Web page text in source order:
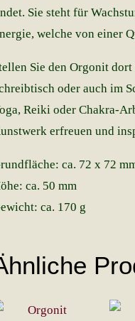
Sie steht für
welche von einer
Sie den Orgonit
oder auch im
Reiki oder Chakra-
erfreuen und
ca. 72 x 72
ca. 50 mm
ca. 170 g